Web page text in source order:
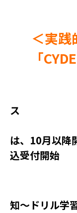
＜実践
「
■
・A
ス
※民
は、10月以降
込受付開始
■ プ
・＜
知～ドリル学